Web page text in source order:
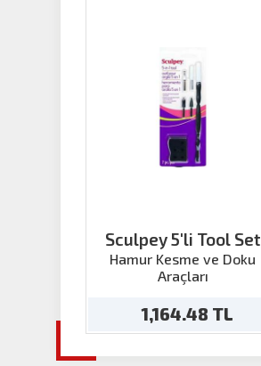
Sculpey 5'li Tool Set
Hamur Kesme ve Doku
Araçları
1,164.48 TL